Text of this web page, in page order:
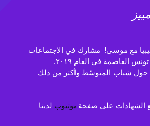
ليبيا مع موسى! مشارك في الاجتماعات
التي نُظّمت في تونس العاصمة في العام ٢٠١٩.
حول شباب المتوسّط وأكثر من ذلك
الشهادات على صفحة يوتيوب لدينا